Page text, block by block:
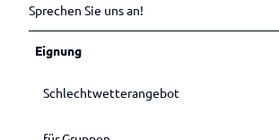
Sprechen Sie uns an!
Eignung
Schlechtwetterangebot